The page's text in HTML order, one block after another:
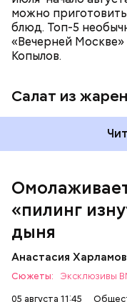
можно
блюд. Топ-5
«Вечерней
Копылов.
Салат из
«пилинг
дыня
Анастасия
Сюжеты: Эксклюзивы
05 августа 11:45
ногти и
витамин С —
клетчатка —
излишки
фолиевая
она необходима
чтобы
плода. Также ее
снижения
— В момент
контролем и
нашего
Вред дыни